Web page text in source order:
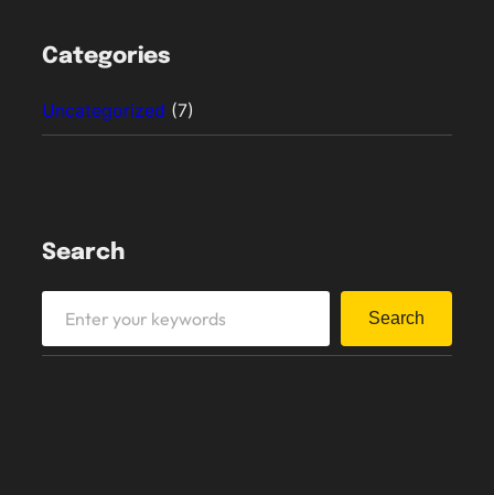
Categories
Uncategorized (7)
Search
Search